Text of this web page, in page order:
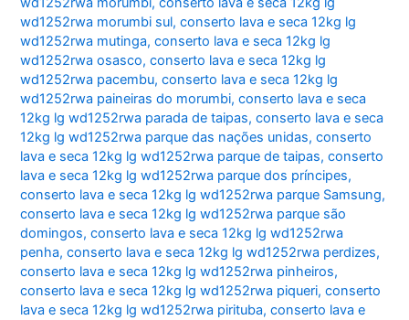
wd1252rwa morumbi sul,conserto lava e seca 12kg lg
wd1252rwa mutinga,conserto lava e seca 12kg lg
wd1252rwa osasco,conserto lava e seca 12kg lg
wd1252rwa pacembu,conserto lava e seca 12kg lg
wd1252rwa paineiras do morumbi,conserto lava e seca
12kg lg wd1252rwa parada de taipas,conserto lava e seca
12kg lg wd1252rwa parque das nações unidas,conserto
lava e seca 12kg lg wd1252rwa parque de taipas,conserto
lava e seca 12kg lg wd1252rwa parque dos príncipes,
conserto lava e seca 12kg lg wd1252rwa parque Samsung,
conserto lava e seca 12kg lg wd1252rwa parque são
domingos,conserto lava e seca 12kg lg wd1252rwa
penha,conserto lava e seca 12kg lg wd1252rwa perdizes,
conserto lava e seca 12kg lg wd1252rwa pinheiros,
conserto lava e seca 12kg lg wd1252rwa piqueri,conserto
lava e seca 12kg lg wd1252rwa pirituba,conserto lava e